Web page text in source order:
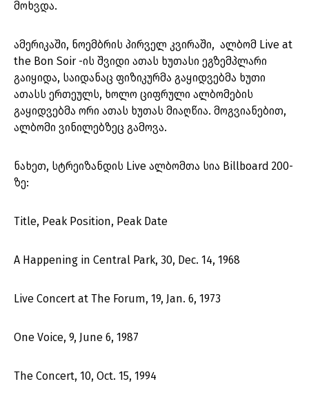
მოხვდა.
ამერიკაში, ნოემბრის პირველ კვირაში, ალბომ Live at
the Bon Soir -ის შვიდი ათას ხუთასი ეგზემპლარი
გაიყიდა, საიდანაც ფიზიკურმა გაყიდვებმა ხუთი
ათასს ერთეულს, ხოლო ციფრული ალბომების
გაყიდვებმა ორი ათას ხუთას მიაღწია. მოგვიანებით,
ალბომი ვინილებზეც გამოვა.
ნახეთ, სტრეიზანდის Live ალბომთა სია Billboard 200-
ზე:
Title, Peak Position, Peak Date
A Happening in Central Park, 30, Dec. 14, 1968
Live Concert at The Forum, 19, Jan. 6, 1973
One Voice, 9, June 6, 1987
The Concert, 10, Oct. 15, 1994